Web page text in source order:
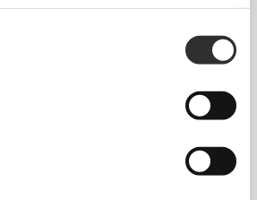
KJTES sekä muut työ- ja